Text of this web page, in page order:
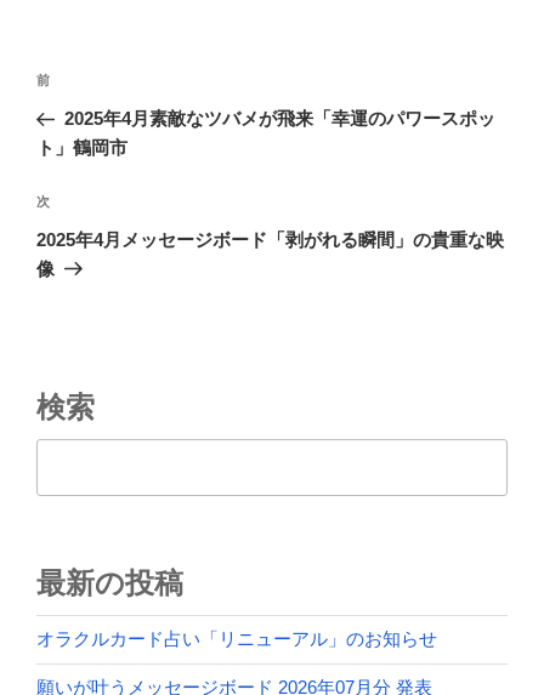
投
ナ
ゲ
ー
シ
前
の
投
前
2025年4月素敵なツバメが飛来「幸運のパワースポッ
ト」鶴岡市
次
の
投
次
2025年4月メッセージボード「剥がれる瞬間」の貴重な映
像
検索
最新の投稿
オラクルカード占い「リニューアル」のお知らせ
願いが叶うメッセージボード 2026年07月分 発表